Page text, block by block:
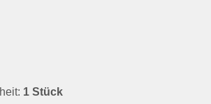
1 Stück